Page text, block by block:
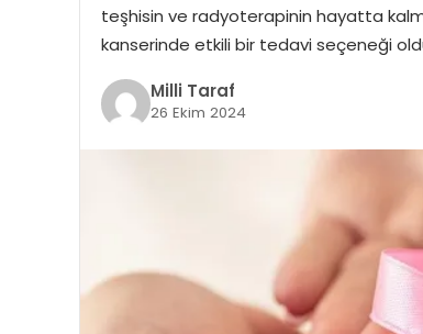
teşhisin ve radyoterapinin hayatta
kanserinde etkili bir tedavi seçeneği
Milli Taraf
26 Ekim 2024